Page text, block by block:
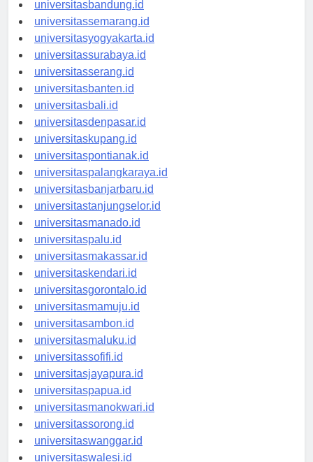
universitasbandung.id
universitassemarang.id
universitasyogyakarta.id
universitassurabaya.id
universitasserang.id
universitasbanten.id
universitasbali.id
universitasdenpasar.id
universitaskupang.id
universitaspontianak.id
universitaspalangkaraya.id
universitasbanjarbaru.id
universitastanjungselor.id
universitasmanado.id
universitaspalu.id
universitasmakassar.id
universitaskendari.id
universitasgorontalo.id
universitasmamuju.id
universitasambon.id
universitasmaluku.id
universitassofifi.id
universitasjayapura.id
universitaspapua.id
universitasmanokwari.id
universitassorong.id
universitaswanggar.id